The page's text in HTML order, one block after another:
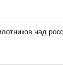
над